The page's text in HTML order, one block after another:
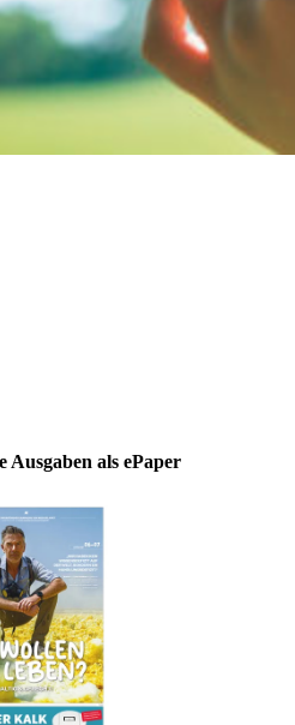
Ausgaben als ePaper